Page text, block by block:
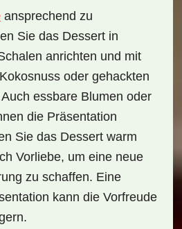
ansprechend zu
Sie das Dessert in
anrichten und mit
oder gehackten
essbare Blumen oder
die Präsentation
Sie das Dessert warm
Vorliebe, um eine neue
zu schaffen. Eine
kann die Vorfreude